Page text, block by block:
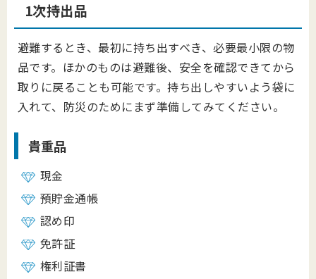
1次持出品
避難するとき、最初に持ち出すべき、必要最小限の物
品です。ほかのものは避難後、安全を確認できてから
取りに戻ることも可能です。持ち出しやすいよう袋に
入れて、防災のためにまず準備してみてください。
貴重品
現金
預貯金通帳
認め印
免許証
権利証書